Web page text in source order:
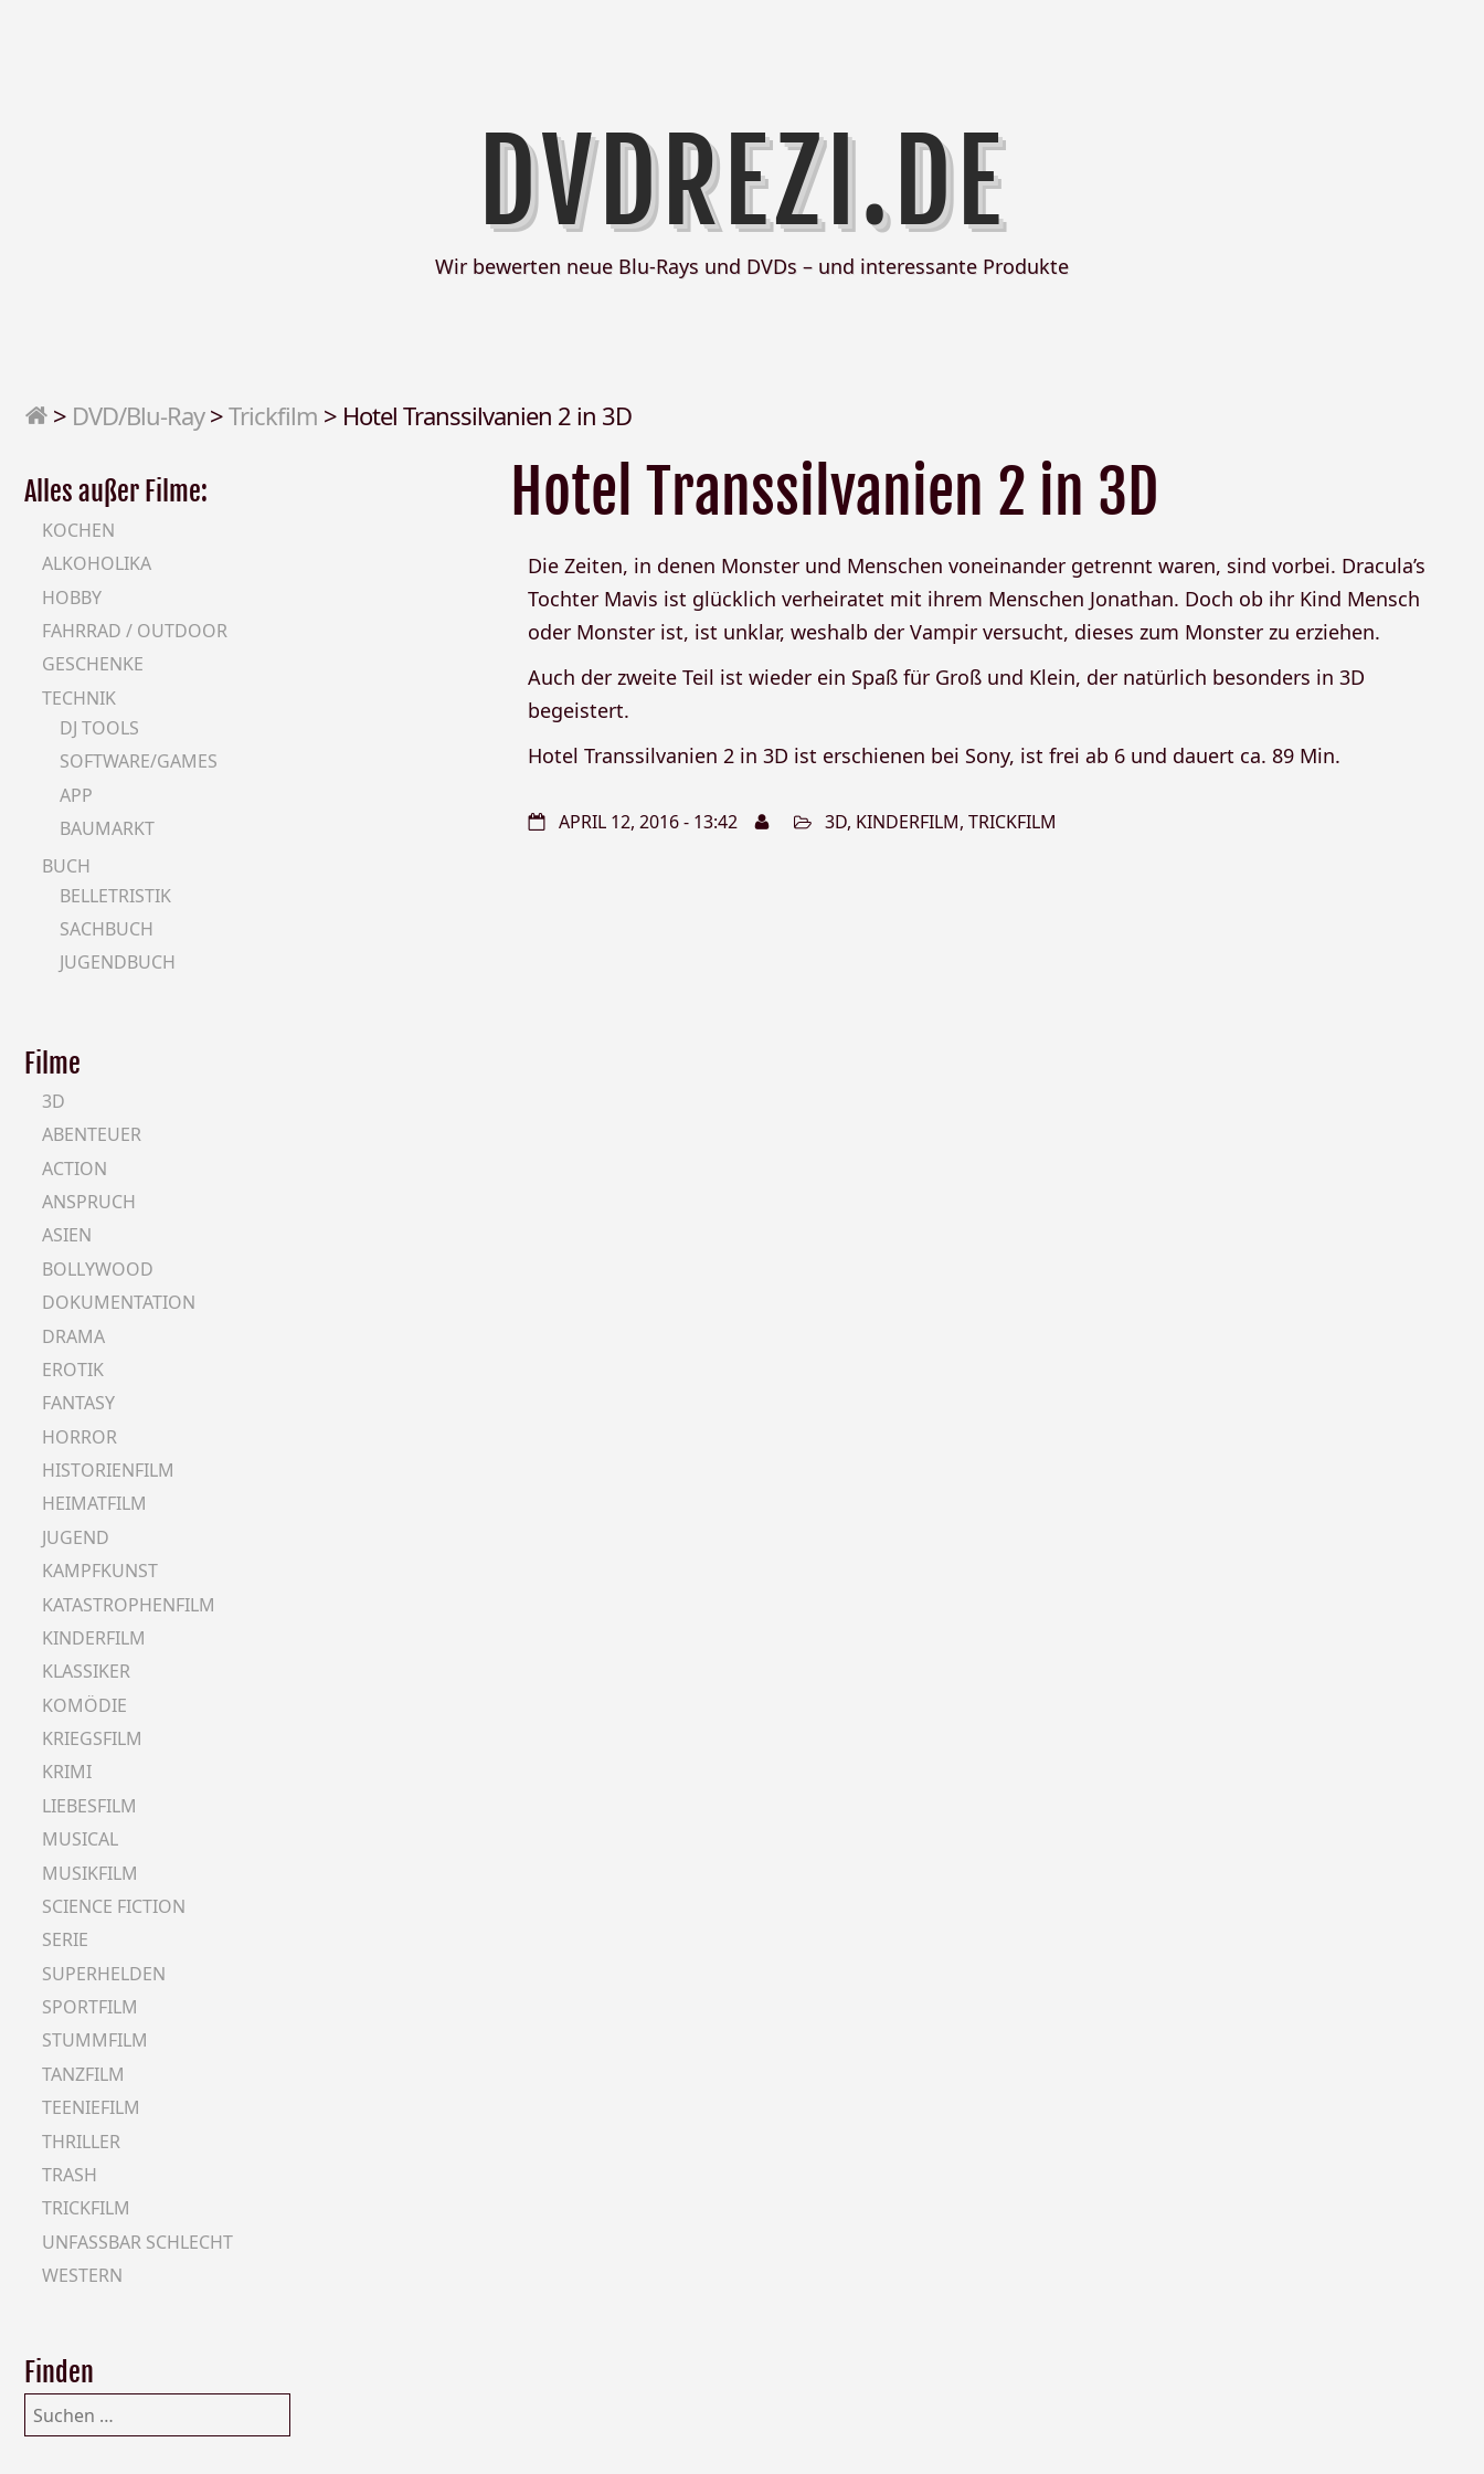
DVDREZI.DE
Wir bewerten neue Blu-Rays und DVDs – und interessante Produkte
> DVD/Blu-Ray>Trickfilm > Hotel Transsilvanien 2 in 3D
Hotel Transsilvanien 2 in 3D
Die Zeiten, in denen Monster und Menschen voneinander getrennt waren, sind vorbei. Dracula’s
Tochter Mavis ist glücklich verheiratet mit ihrem Menschen Jonathan. Doch ob ihr Kind Mensch
oder Monster ist, ist unklar, weshalb der Vampir versucht, dieses zum Monster zu erziehen.
Auch der zweite Teil ist wieder ein Spaß für Groß und Klein, der natürlich besonders in 3D
begeistert.
Hotel Transsilvanien 2 in 3D ist erschienen bei Sony, ist frei ab 6 und dauert ca. 89 Min.
APRIL 12, 2016 - 13:42 3D, KINDERFILM,TRICKFILM
Alles außer Filme:
KOCHEN
ALKOHOLIKA
HOBBY
FAHRRAD / OUTDOOR
GESCHENKE
TECHNIK
DJ TOOLS
SOFTWARE/GAMES
APP
BAUMARKT
BUCH
BELLETRISTIK
SACHBUCH
JUGENDBUCH
Filme
3D
ABENTEUER
ACTION
ANSPRUCH
ASIEN
BOLLYWOOD
DOKUMENTATION
DRAMA
EROTIK
FANTASY
HORROR
HISTORIENFILM
HEIMATFILM
JUGEND
KAMPFKUNST
KATASTROPHENFILM
KINDERFILM
KLASSIKER
KOMÖDIE
KRIEGSFILM
KRIMI
LIEBESFILM
MUSICAL
MUSIKFILM
SCIENCE FICTION
SERIE
SUPERHELDEN
SPORTFILM
STUMMFILM
TANZFILM
TEENIEFILM
THRILLER
TRASH
TRICKFILM
UNFASSBAR SCHLECHT
WESTERN
Finden
Suchen
nach: